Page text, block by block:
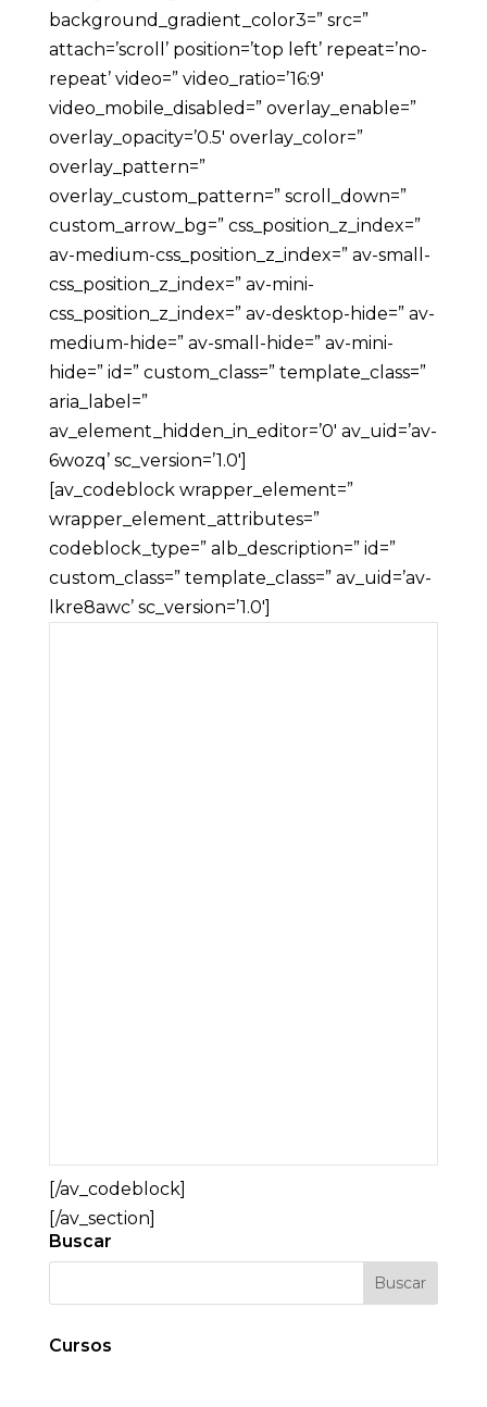
background_gradient_color3=” src=”
attach=’scroll’ position=’top left’ repeat=’no-
repeat’ video=” video_ratio=’16:9′
video_mobile_disabled=” overlay_enable=”
overlay_opacity=’0.5′ overlay_color=”
overlay_pattern=”
overlay_custom_pattern=” scroll_down=”
custom_arrow_bg=” css_position_z_index=”
av-medium-css_position_z_index=” av-small-
css_position_z_index=” av-mini-
css_position_z_index=” av-desktop-hide=” av-
medium-hide=” av-small-hide=” av-mini-
hide=” id=” custom_class=” template_class=”
aria_label=”
av_element_hidden_in_editor=’0′ av_uid=’av-
6wozq’ sc_version=’1.0′]
[av_codeblock wrapper_element=”
wrapper_element_attributes=”
codeblock_type=” alb_description=” id=”
custom_class=” template_class=” av_uid=’av-
lkre8awc’ sc_version=’1.0′]
[/av_codeblock]
[/av_section]
Buscar
Cursos